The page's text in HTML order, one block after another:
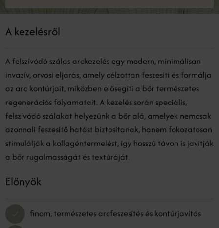
A kezelésről
A felszívódó szálas arckezelés egy modern, minimálisan
invazív, orvosi eljárás, amely célzottan feszesíti és formálja
az arc kontúrjait, miközben elősegíti a bőr természetes
regenerációs folyamatait. A kezelés során speciális,
felszívódó szálakat helyezünk a bőr alá, amelyek nemcsak
azonnali feszesítő hatást biztosítanak, hanem fokozatosan
stimulálják a kollagéntermelést, így hosszú távon is javítják
a bőr rugalmasságát és textúráját.
Előnyök
finom, természetes arcfeszesítés és kontúrjavítás